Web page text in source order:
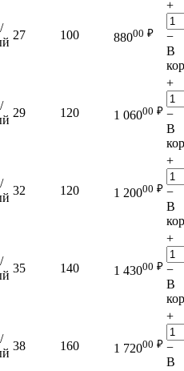
27 100 88000 ₽
+
−
В
29 120 1 06000 ₽
+
−
В
32 120 1 20000 ₽
+
−
В
35 140 1 43000 ₽
+
−
В
38 160 1 72000 ₽
+
−
В